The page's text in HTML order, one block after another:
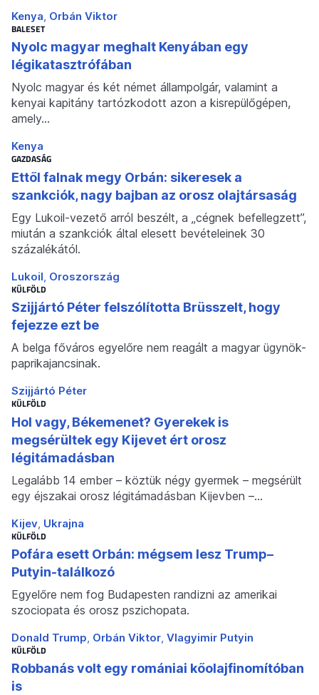
Kenya Orbán Viktor
BALESET
Nyolc magyar meghalt Kenyában egy
légikatasztrófában
Nyolc magyar és két német állampolgár, valamint a
kenyai kapitány tartózkodott azon a kisrepülőgépen,
amely…
Kenya
GAZDASÁG
Ettől falnak megy Orbán: sikeresek a
szankciók, nagy bajban az orosz olajtársaság
Egy Lukoil-vezető arról beszélt, a „cégnek befellegzett”,
miután a szankciók által elesett bevételeinek 30
százalékától.
Lukoil Oroszország
KÜLFÖLD
Szijjártó Péter felszólította Brüsszelt, hogy
fejezze ezt be
A belga főváros egyelőre nem reagált a magyar ügynök-
paprikajancsinak.
Szijjártó Péter
KÜLFÖLD
Hol vagy, Békemenet? Gyerekek is
megsérültek egy Kijevet ért orosz
légitámadásban
Legalább 14 ember – köztük négy gyermek – megsérült
egy éjszakai orosz légitámadásban Kijevben –…
Kijev Ukrajna
KÜLFÖLD
Pofára esett Orbán: mégsem lesz Trump–
Putyin-találkozó
Egyelőre nem fog Budapesten randizni az amerikai
szociopata és orosz pszichopata.
Donald Trump Orbán Viktor Vlagyimir Putyin
KÜLFÖLD
Robbanás volt egy romániai kőolajfinomítóban
is